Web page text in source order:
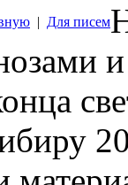
| Для писем